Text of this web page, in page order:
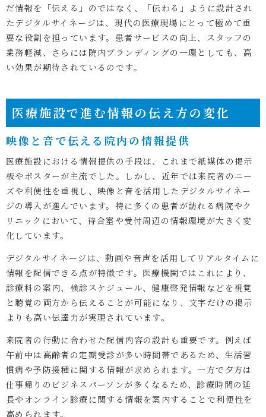
だ情報を「伝える」のではなく、「伝わる」ように設計され
たデジタルサイネージは、現代の医療現場にとって極めて重
要な役割を担っています。患者サービスの向上、スタッフの
業務軽減、さらには院内ブランディングの一環としても、高
い効果が期待されているのです。
医療施設で進む情報の伝え方の変化
映像と音で伝える院内の情報提供
医療施設における情報提供の手段は、これまで紙媒体の掲示
板やポスターが主流でした。しかし、近年では来院者のニー
ズや利便性を重視し、映像と音を活用したデジタルサイネー
ジの導入が進んでいます。特に多くの患者が訪れる病院やク
リニックにおいて、待合室や受付周辺の情報環境が大きく変
化しています。
デジタルサイネージは、動画や音声を活用してリアルタイムに
情報を配信できる点が特徴です。医療機関ではこれにより、
診療科の案内、検診スケジュール、健康啓発情報などを視覚
と聴覚の両方から伝えることが可能になり、文字だけの掲示
よりも高い伝達力が実現されています。
来院者の行動に合わせた配信内容の設計も重要です。例えば
午前中は高齢者の定期受診が多い時間帯であるため、生活習
慣病や予防接種に関する情報が求められます。一方で夕方は
仕事帰りのビジネスパーソンが多くなるため、診療時間の延
長やオンライン診療に関する情報を案内することで利便性を
高められます。